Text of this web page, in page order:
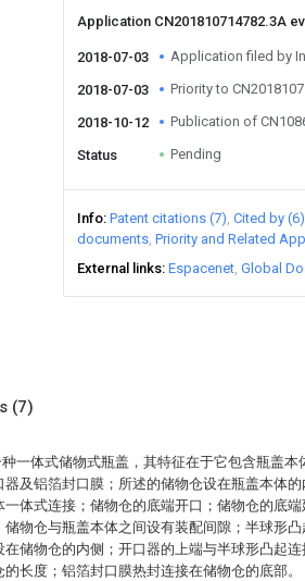
Application CN201810714782.3A
2018-07-03 Application filed by
2018-07-03 Priority to
2018-10-12 Publication of
Status Pending
Info Patent citations (7) Cited by (6)
documents Priority and Related
External links Espacenet Global
(7)
种一体式储物式瓶盖，其特征在于它包含瓶盖本
器及铝箔封口膜；所述的储物仓设在瓶盖本体
一体式连接；储物仓的底端开口；储物仓的底
储物仓与瓶盖本体之间设有装配间隙；半球形
在储物仓的内侧；开口器的上端与半球形凸起
的长度；铝箔封口膜热封连接在储物仓的底部。